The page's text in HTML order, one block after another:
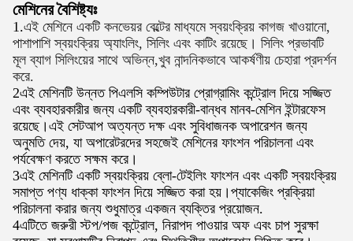
মেশিনের বৈশিষ্ট্যঃ
1.এই মেশিনে একটি কনভেয়র বেল্টের মাধ্যমে স্বয়ংক্রিয় কাগজ খাওয়ানো,
পাশাপাশি স্বয়ংক্রিয় অ্যাংলিং, সিলিং এবং কাটিং রয়েছে। সিলিং প্রভাবটি
মূল ব্যাগ সিলিংয়ের সাথে অভিন্ন,খুব নান্দনিকভাবে আকর্ষণীয় চেহারা প্রদর্শন
করে.
2এই মেশিনটি উন্নত পিএলসি কম্পিউটার প্রোগ্রামিং কন্ট্রোল দিয়ে সজ্জিত
এবং ব্যবহারকারীর জন্য একটি ব্যবহারকারী-বান্ধব মানব-মেশিন ইন্টারফেস
রয়েছে।এই সেটআপ অত্যন্ত দক্ষ এবং সুবিধাজনক অপারেশন জন্য
অনুমতি দেয়, যা অপারেটরদের সহজেই মেশিনের ফাংশন পরিচালনা এবং
পর্যবেক্ষণ করতে সক্ষম করে।
3এই মেশিনটি একটি স্বয়ংক্রিয় ব্লো-টেইলিং ফাংশন এবং একটি স্বয়ংক্রিয়
সমাপ্ত পণ্য ধাক্কা ফাংশন দিয়ে সজ্জিত করা হয়।প্যাকেজিং প্রক্রিয়া
পরিচালনা করার জন্য শুধুমাত্র একজন ব্যক্তির প্রয়োজন.
4এটিতে জরুরী স্টপ/পজ কন্ট্রোল, নিরাপদ পাওয়ার অফ এবং চাপ সুরক্ষা